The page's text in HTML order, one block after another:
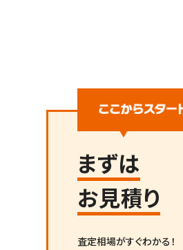
まずは
お見積り
査定相場がすぐわかる！